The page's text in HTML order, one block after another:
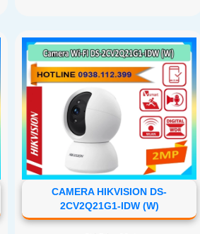
CAMERA HIKVISION DS-
2CV2Q21G1-IDW (W)